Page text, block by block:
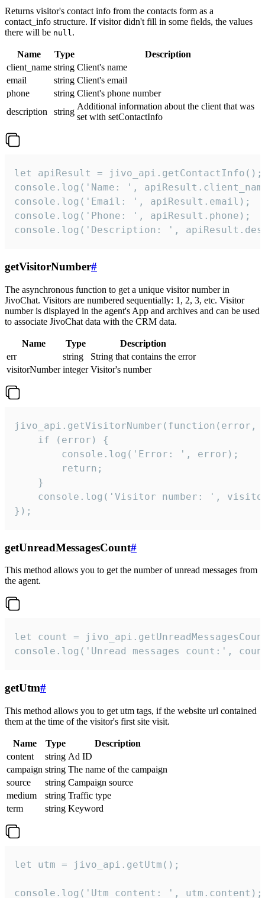
Returns visitor's contact info from the contacts form as a
contact_info structure. If visitor didn't fill in some fields, the values
there will be null.
Name Type
Description
client_name string Client's name
email
string Client's email
phone
string Client's phone number
description
string
Additional information about the client that was
set with setContactInfo
let apiResult = jivo_api.getContactInfo();
console.log('Name: ',
console.log('Email: ', apiResult.email);
console.log('Phone: ', apiResult.phone);
console.log('Description: ',
getVisitorNumber#
The asynchronous function to get a unique visitor number in
JivoChat. Visitors are numbered sequentially: 1, 2, 3, etc. Visitor
number is displayed in the agent's App and archives and can be used
to associate JivoChat data with the CRM data.
Name Type
Description
err
string
String that contains the error
visitorNumber integer Visitor's number
jivo_api.getVisitorNumber(function(error,
    if (error) {
        console.log('Error: ', error);
        return;
    }
console.log('Visitor number: ',
});
getUnreadMessagesCount#
This method allows you to get the number of unread messages from
the agent.
let count =
console.log('Unread messages count:',
getUtm#
This method allows you to get utm tags, if the website url contained
them at the time of the visitor's first site visit.
Name Type
Description
content
string Ad ID
campaign string The name of the campaign
source
string Campaign source
medium
string Traffic type
term
string Keyword
let utm = jivo_api.getUtm();
console.log('Utm content: ', utm.content);